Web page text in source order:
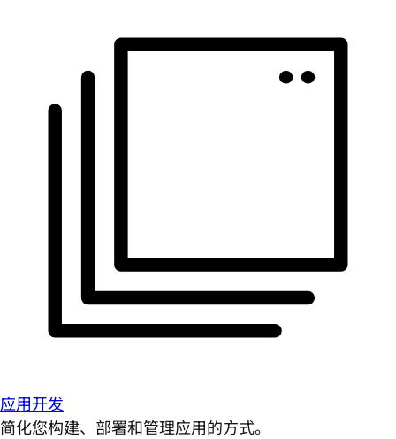
应用开发
简化您构建、部署和管理应用的方式。